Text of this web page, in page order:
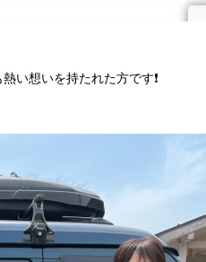
い想いを持たれた方です❗️